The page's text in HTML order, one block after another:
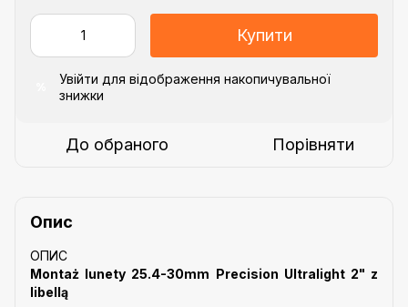
Купити
Увійти для відображення накопичувальної
знижки
До обраного Порівняти
Опис
ОПИС
Montaż lunety 25.4-30mm Precision Ultralight 2" z
libellą